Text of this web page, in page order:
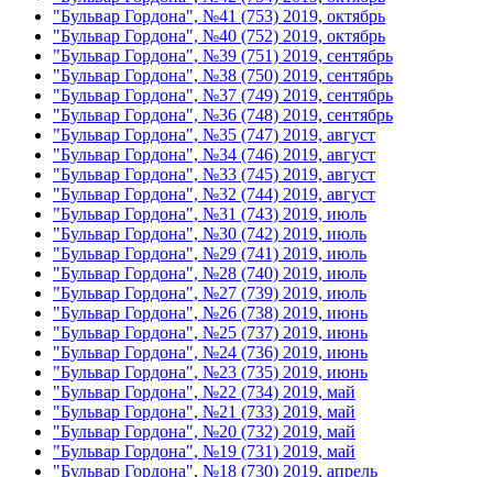
"Бульвар Гордона", №41 (753) 2019, октябрь
"Бульвар Гордона", №40 (752) 2019, октябрь
"Бульвар Гордона", №39 (751) 2019, сентябрь
"Бульвар Гордона", №38 (750) 2019, сентябрь
"Бульвар Гордона", №37 (749) 2019, сентябрь
"Бульвар Гордона", №36 (748) 2019, сентябрь
"Бульвар Гордона", №35 (747) 2019, август
"Бульвар Гордона", №34 (746) 2019, август
"Бульвар Гордона", №33 (745) 2019, август
"Бульвар Гордона", №32 (744) 2019, август
"Бульвар Гордона", №31 (743) 2019, июль
"Бульвар Гордона", №30 (742) 2019, июль
"Бульвар Гордона", №29 (741) 2019, июль
"Бульвар Гордона", №28 (740) 2019, июль
"Бульвар Гордона", №27 (739) 2019, июль
"Бульвар Гордона", №26 (738) 2019, июнь
"Бульвар Гордона", №25 (737) 2019, июнь
"Бульвар Гордона", №24 (736) 2019, июнь
"Бульвар Гордона", №23 (735) 2019, июнь
"Бульвар Гордона", №22 (734) 2019, май
"Бульвар Гордона", №21 (733) 2019, май
"Бульвар Гордона", №20 (732) 2019, май
"Бульвар Гордона", №19 (731) 2019, май
"Бульвар Гордона", №18 (730) 2019, апрель